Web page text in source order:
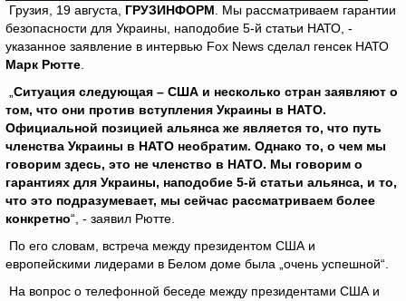
Грузия, 19 августа, ГРУЗИНФОРМ . Мы рассматриваем гарантии
безопасности для Украины, наподобие 5-й статьи НАТО, -
указанное заявление в интервью Fox News сделал генсек НАТО
Марк Рютте
Ситуация следующая – США и несколько стран заявляют о
том, что они против вступления Украины в НАТО.
Официальной позицией альянса же является то, что путь
членства Украины в НАТО необратим. Однако то, о чем мы
говорим здесь, это не членство в НАТО. Мы говорим о
гарантиях для Украины, наподобие 5-й статьи альянса, и то,
что это подразумевает, мы сейчас рассматриваем более
конкретно“, - заявил Рютте.
По его словам, встреча между президентом США и
европейскими лидерами в Белом доме была „очень успешной“.
На вопрос о телефонной беседе между президентами США и